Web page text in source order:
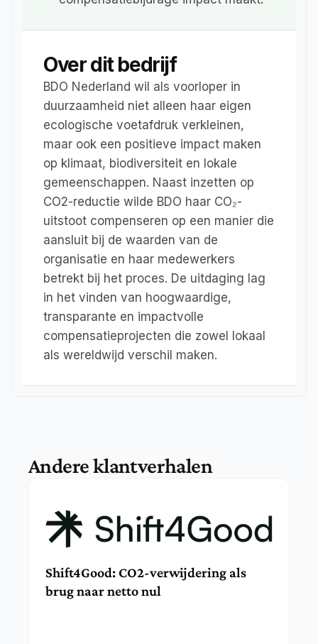
Over dit bedrijf
BDO Nederland wil als voorloper in
duurzaamheid niet alleen haar eigen
ecologische voetafdruk verkleinen,
maar ook een positieve impact maken
op klimaat, biodiversiteit en lokale
gemeenschappen. Naast inzetten op
CO2-reductie wilde BDO haar CO₂-
uitstoot compenseren op een manier die
aansluit bij de waarden van de
organisatie en haar medewerkers
betrekt bij het proces. De uitdaging lag
in het vinden van hoogwaardige,
transparante en impactvolle
compensatieprojecten die zowel lokaal
als wereldwijd verschil maken.
Andere klantverhalen
Shift4Good: CO2-verwijdering als
brug naar netto nul